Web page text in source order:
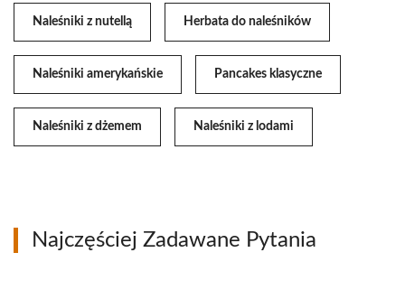
Naleśniki z nutellą Herbata do naleśników
Naleśniki amerykańskie Pancakes klasyczne
Naleśniki z dżemem Naleśniki z lodami
Najczęściej Zadawane Pytania